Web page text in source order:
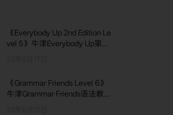
《Everybody Up 2nd Edition Le
vel 5》牛津Everybody Up第二
《Grammar Friends Level 6》
牛津Grammar Friends语法教材